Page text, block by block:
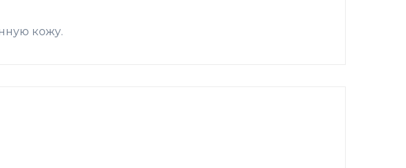
кожу.